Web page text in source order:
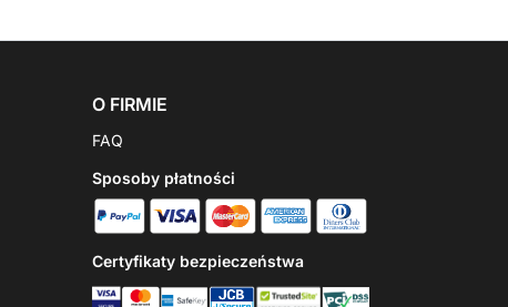
O FIRMIE
FAQ
Sposoby płatności
Certyfikaty bezpieczeństwa